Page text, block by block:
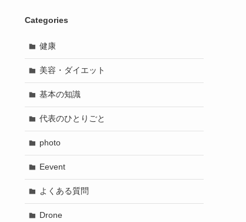
Categories
健康
美容・ダイエット
基本の知識
代表のひとりごと
photo
Eevent
よくある質問
Drone